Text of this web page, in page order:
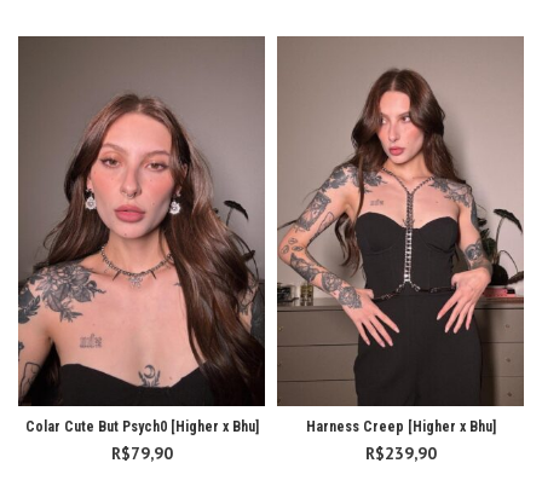
R$59,90
Colar Cute But Psych0 [Higher x Bhu]
R$79,90
Harness Creep [Higher x Bhu]
R$239,90